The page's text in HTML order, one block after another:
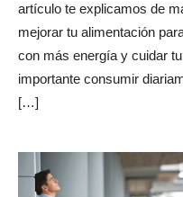
artículo te explicamos de
mejorar tu alimentación
con más energía y cuidar
importante consumir
[…]